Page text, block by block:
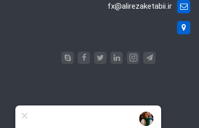
fx@alirezaketabii.ir